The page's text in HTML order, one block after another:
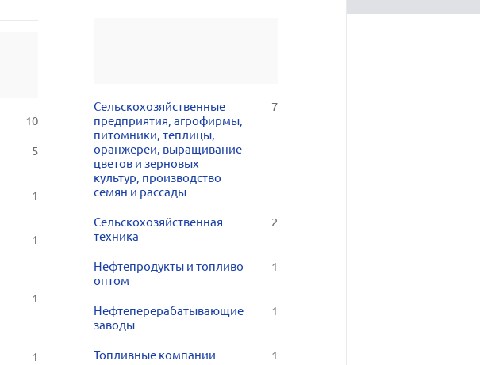
10
5
1
1
1
1
Сельскохозяйственные
предприятия, агрофирмы,
питомники, теплицы,
оранжереи, выращивание
цветов и зерновых
культур, производство
семян и рассады
7
Сельскохозяйственная
техника
2
Нефтепродукты и топливо
оптом
1
Нефтеперерабатывающие
заводы
1
Топливные компании 1